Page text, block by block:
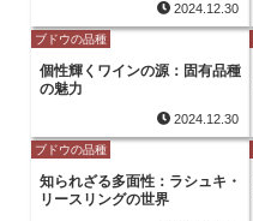
2024.12.30
ブドウの品種
個性輝くワインの源：固有品種
の魅力
2024.12.30
ブドウの品種
知られざる多面性：ラシュキ・
リースリングの世界